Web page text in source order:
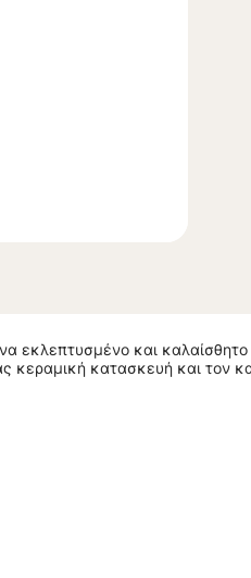
εκλεπτυσμένο και
κατασκευή και τον